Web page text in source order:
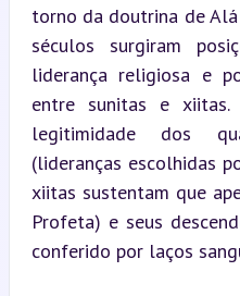
torno da doutrina de
séculos surgiram
liderança religiosa e
entre sunitas e
legitimidade dos
(lideranças escolhidas
xiitas sustentam que
Profeta) e seus
conferido por laços